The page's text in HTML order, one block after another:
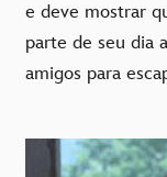
e deve mostrar
parte de seu dia
amigos para